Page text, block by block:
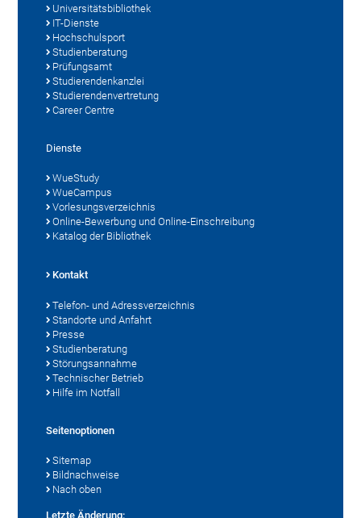
Universitätsbibliothek
IT-Dienste
Hochschulsport
Studienberatung
Prüfungsamt
Studierendenkanzlei
Studierendenvertretung
Career Centre
Dienste
WueStudy
WueCampus
Vorlesungsverzeichnis
Online-Bewerbung und Online-Einschreibung
Katalog der Bibliothek
Kontakt
Telefon- und Adressverzeichnis
Standorte und Anfahrt
Presse
Studienberatung
Störungsannahme
Technischer Betrieb
Hilfe im Notfall
Seitenoptionen
Sitemap
Bildnachweise
Nach oben
Letzte Änderung: